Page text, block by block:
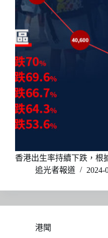
香港出生率持續下跌，
追光者報道
2024-
港聞